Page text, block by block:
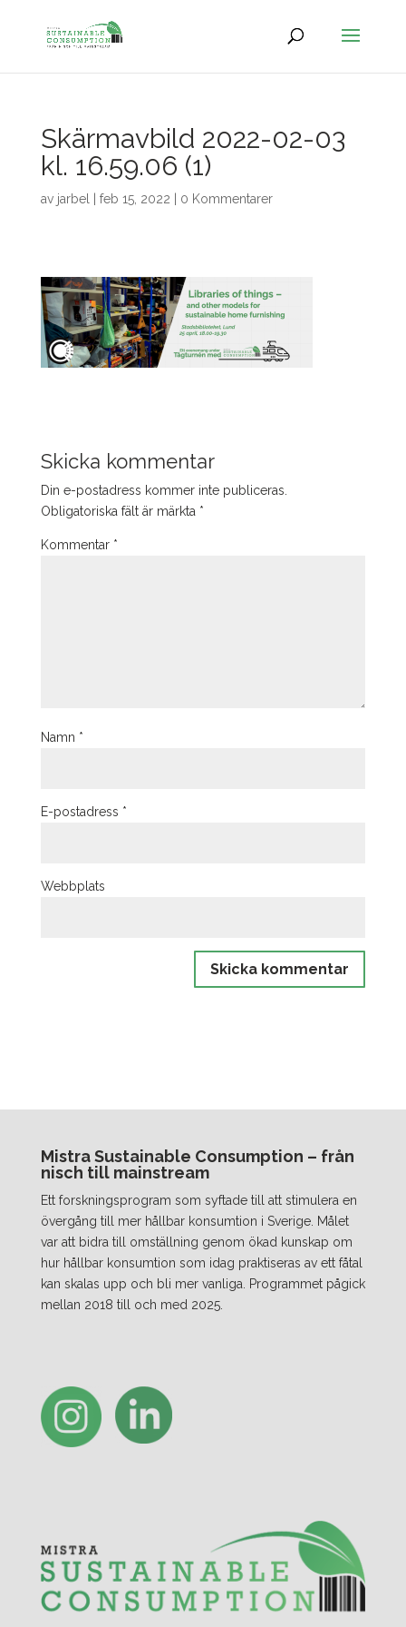
Skärmavbild 2022-02-03
kl. 16.59.06 (1)
av jarbel feb 15, 2022 0 Kommentarer
Skicka kommentar
Din e-postadress kommer inte publiceras.
Obligatoriska fält är märkta *
Kommentar *
Namn *
E-postadress *
Webbplats
Mistra Sustainable Consumption – från
nisch till mainstream
Ett forskningsprogram som syftade till att stimulera en
övergång till mer hållbar konsumtion i Sverige. Målet
var att bidra till omställning genom ökad kunskap om
hur hållbar konsumtion som idag praktiseras av ett fåtal
kan skalas upp och bli mer vanliga. Programmet pågick
mellan 2018 till och med 2025.